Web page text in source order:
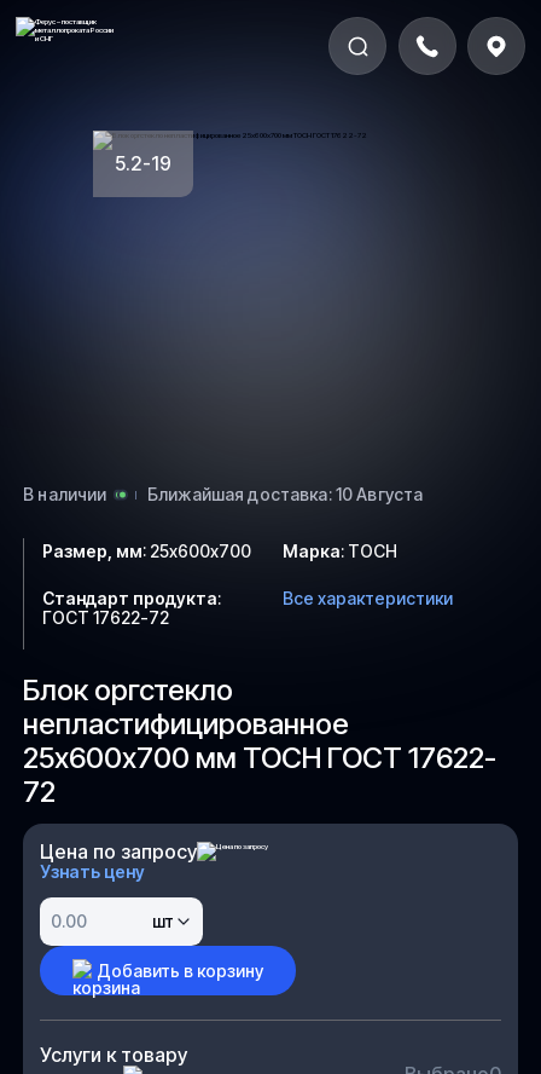
5.2-19
В наличии Ближайшая доставка: 10 Августа
Блок оргстекло
непластифицированное
25х600х700 мм ТОСН ГОСТ 17622-
72
Цена по запросу
Узнать цену
шт
Добавить в корзину
Услуги к товару
Размер, мм: 25х600х700 Марка: ТОСН
Стандарт продукта:
ГОСТ 17622-72
Все характеристики